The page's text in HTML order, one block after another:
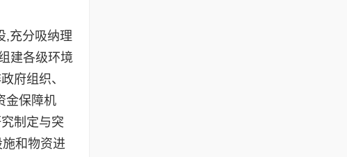
充分吸纳理
建各级环境
府组织、
金保障机
制定与突
和物资进